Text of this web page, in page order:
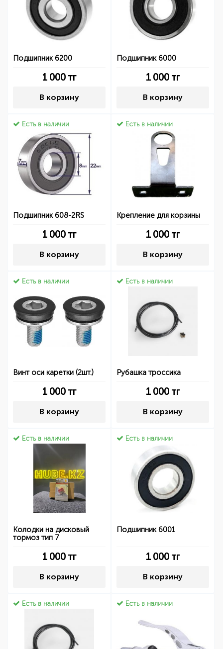
Подшипник 6200
1 000 тг
В корзину
Подшипник 6000
1 000 тг
В корзину
Есть в наличии
Подшипник 608-2RS
1 000 тг
В корзину
Есть в наличии
Крепление для корзины
1 000 тг
В корзину
Есть в наличии
Винт оси каретки (2шт.)
1 000 тг
В корзину
Есть в наличии
Рубашка троссика
1 000 тг
В корзину
Есть в наличии
Колодки на дисковый
тормоз тип 7
1 000 тг
В корзину
Есть в наличии
Подшипник 6001
1 000 тг
В корзину
Есть в наличии Есть в наличии